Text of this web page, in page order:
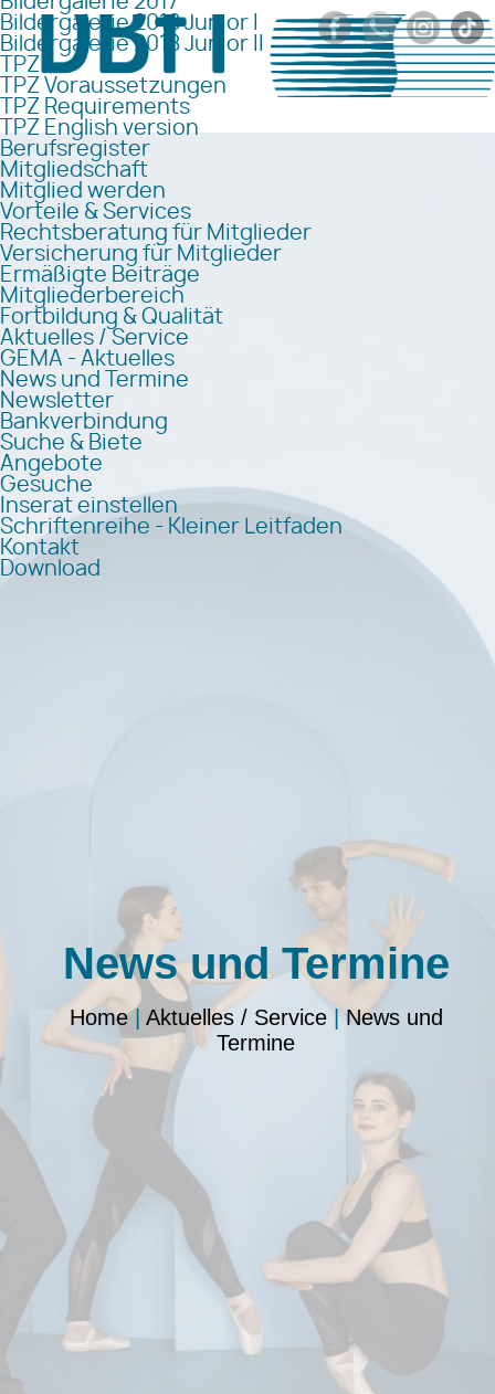
Bildergalerie 2018 Junior I
Bildergalerie 2018 Junior II
TPZ
TPZ Voraussetzungen
TPZ Requirements
TPZ English version
Berufsregister
Mitgliedschaft
Mitglied werden
Vorteile & Services
Rechtsberatung für Mitglieder
Versicherung für Mitglieder
Ermäßigte Beiträge
Mitgliederbereich
Fortbildung & Qualität
Aktuelles / Service
GEMA - Aktuelles
News und Termine
Newsletter
Bankverbindung
Suche & Biete
Angebote
Gesuche
Inserat einstellen
Schriftenreihe - Kleiner Leitfaden
Kontakt
Download
News und Termine
Home| Aktuelles / Service|News und
Termine